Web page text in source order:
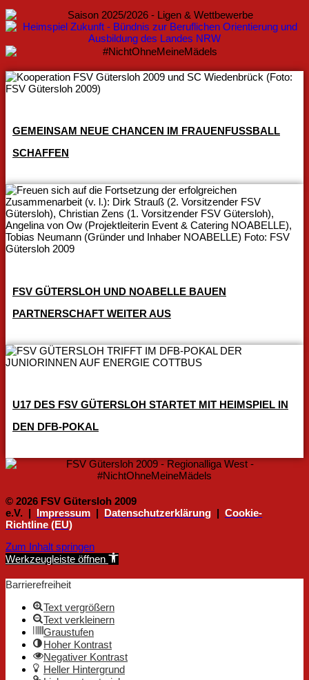
GEMEINSAM NEUE CHANCEN IM FRAUENFUSSBALL S
CHAFFEN
FSV GÜTERSLOH UND NOABELLE BAUEN
PARTNERSCHAFT WEITER AUS
U17 DES FSV GÜTERSLOH STARTET MIT HEIMSPIEL IN
DEN DFB-POKAL
© 2026 FSV Gütersloh 2009
e.V. | Impressum | Datenschutzerklärung | Cookie-
Richtline (EU)
Zum Inhalt springen
Werkzeugleiste öffnen
Barrierefreiheit
Text vergrößern
Text verkleinern
Graustufen
Hoher Kontrast
Negativer Kontrast
Heller Hintergrund